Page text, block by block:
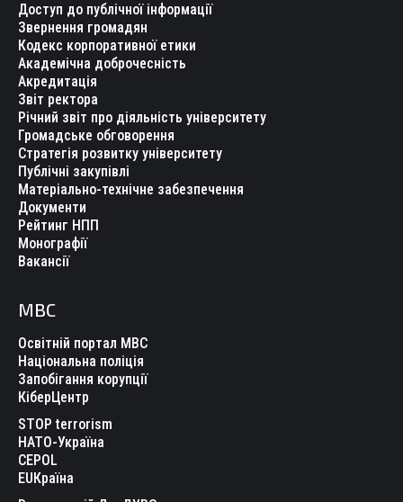
Доступ до публічної інформації
Звернення громадян
Кодекс корпоративної етики
Академічна доброчесність
Акредитація
Звіт ректора
Річний звіт про діяльність університету
Громадське обговорення
Стратегія розвитку університету
Публічні закупівлі
Матеріально-технічне забезпечення
Документи
Рейтинг НПП
Монографії
Вакансії
МВС
Освітній портал МВС
Національна поліція
Запобігання корупції
КіберЦентр
STOP terrorism
НАТО-Україна
CEPOL
EUКраїна